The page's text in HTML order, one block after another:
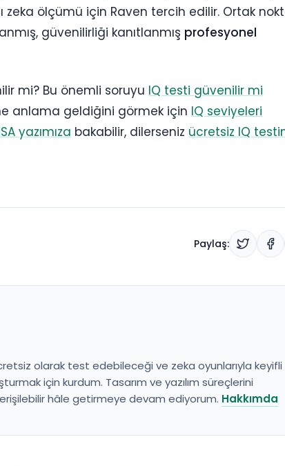
zeka ölçümü için Raven tercih edilir. Ortak
güvenilirliği kanıtlanmış profesyonel
mi? Bu önemli soruyu IQ testi güvenilir mi
ne anlama geldiğini görmek için IQ seviyeleri
yazımıza bakabilir, dilerseniz ücretsiz IQ
Paylaş:
olarak test edebileceği ve zeka oyunlarıyla keyifli
için kurdum. Tasarım ve yazılım süreçlerini
hâle getirmeye devam ediyorum. Hakkımda